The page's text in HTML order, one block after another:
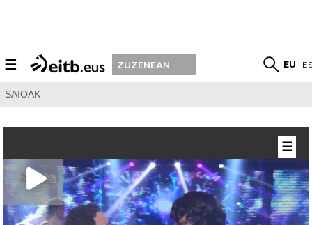
☰ ZUZENEAN EU
SAIOAK
☰